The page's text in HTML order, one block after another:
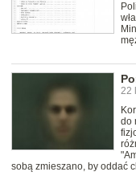
22
do
sobą zmieszano, by oddać